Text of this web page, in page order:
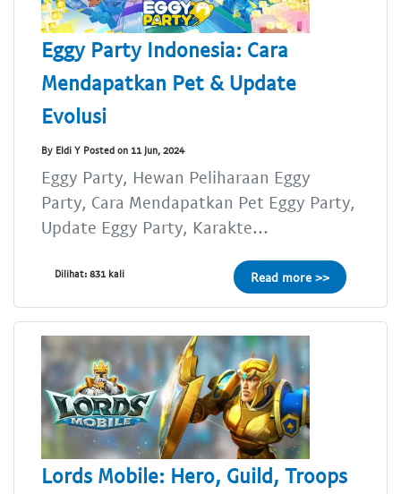
Eggy Party Indonesia: Cara
Mendapatkan Pet & Update
Evolusi
By Eldi Y Posted on 11 Jun, 2024
Eggy Party, Hewan Peliharaan Eggy
Party, Cara Mendapatkan Pet Eggy Party,
Update Eggy Party, Karakte...
Dilihat: 831 kali Read more >>
Lords Mobile: Hero, Guild, Troops